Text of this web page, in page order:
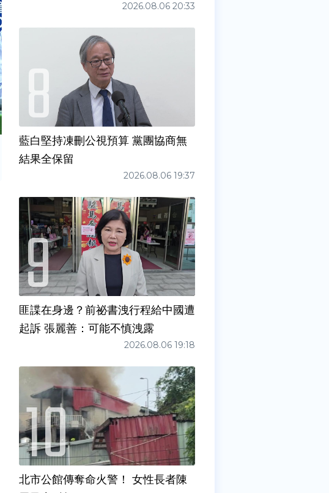
2026.08.06 20:33
藍白堅持凍刪公視預算 黨團協商無
結果全保留
2026.08.06 19:37
匪諜在身邊？前祕書洩行程給中國遭
起訴 張麗善：可能不慎洩露
2026.08.06 19:18
北市公館傳奪命火警！ 女性長者陳